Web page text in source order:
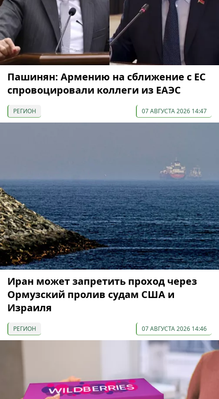
Пашинян: Армению на сближение с ЕС
спровоцировали коллеги из ЕАЭС
РЕГИОН 07 АВГУСТА 2026 14:47
Иран может запретить проход через
Ормузский пролив судам США и
Израиля
РЕГИОН 07 АВГУСТА 2026 14:46